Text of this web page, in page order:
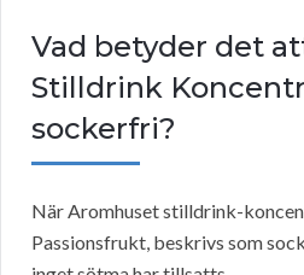
Vad betyder det
Stilldrink
sockerfri?
När Aromhuset stilldrink-
Passionsfrukt, beskrivs som